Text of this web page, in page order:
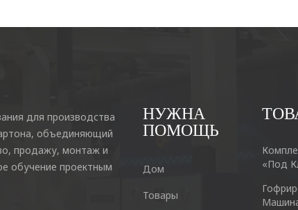
для производства
объединяющий
продажу, монтаж и
обучение проектным
НУЖНА
ПОМОЩЬ
Дом
Товары
«под